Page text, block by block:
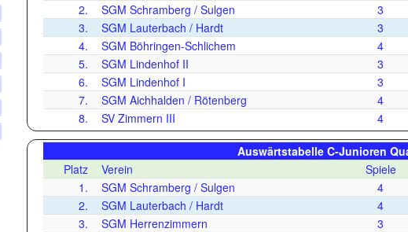
2.
SGM Schramberg / Sulgen 3
3.
SGM Lauterbach / Hardt 3
4.
SGM Böhringen-Schlichem 4
5.
SGM Lindenhof II 3
6.
SGM Lindenhof I 3
7.
SGM Aichhalden / Rötenberg 4
8.
SV Zimmern III 4
Auswärtstabelle C-Junioren
Platz
Verein Spiele
1.
SGM Schramberg / Sulgen 4
2.
SGM Lauterbach / Hardt 4
3.
SGM Herrenzimmern 3